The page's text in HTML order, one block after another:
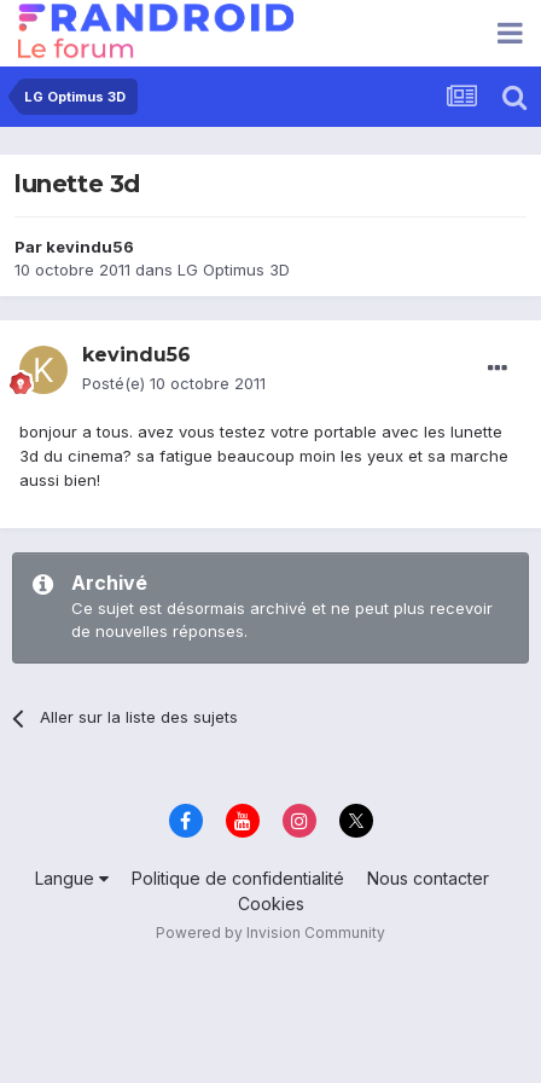
LG Optimus 3D
lunette 3d
Par kevindu56
10 octobre 2011 dans LG Optimus 3D
kevindu56
Posté(e) 10 octobre 2011
bonjour a tous. avez vous testez votre portable avec les lunette
3d du cinema? sa fatigue beaucoup moin les yeux et sa marche
aussi bien!
Archivé
Ce sujet est désormais archivé et ne peut plus recevoir
de nouvelles réponses.
Aller sur la liste des sujets
Langue Politique de confidentialité
Nous contacter
Cookies
Powered by Invision Community